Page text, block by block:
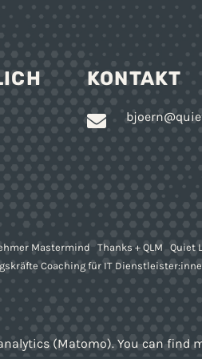
KONTAKT
Mastermind Thanks + QLM Quiet
Coaching für IT
(Matomo). You can